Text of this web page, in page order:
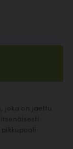
on jaettu